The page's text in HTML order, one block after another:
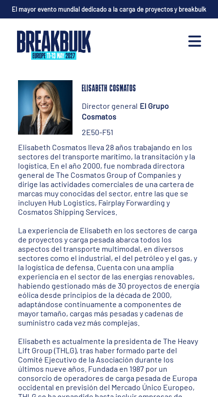
El mayor evento mundial dedicado a la carga de proyectos y breakbulk
ELISABETH COSMATOS
Director general El Grupo
Cosmatos
2E50-F51
Elisabeth Cosmatos lleva 28 años trabajando en los
sectores del transporte marítimo, la transitación y la
logística. En el año 2000, fue nombrada directora
general de The Cosmatos Group of Companies y
dirige las actividades comerciales de una cartera de
marcas muy conocidas del sector, entre las que se
incluyen Hub Logistics, Fairplay Forwarding y
Cosmatos Shipping Services.
La experiencia de Elisabeth en los sectores de carga
de proyectos y carga pesada abarca todos los
aspectos del transporte multimodal, en diversos
sectores como el industrial, el del petróleo y el gas, y
la logística de defensa. Cuenta con una amplia
experiencia en el sector de las energías renovables,
habiendo gestionado más de 30 proyectos de energía
eólica desde principios de la década de 2000,
adaptándose continuamente a componentes de
mayor tamaño, cargas más pesadas y cadenas de
suministro cada vez más complejas.
Elisabeth es actualmente la presidenta de The Heavy
Lift Group (THLG), tras haber formado parte del
Comité Ejecutivo de la Asociación durante los
últimos nueve años. Fundada en 1987 por un
consorcio de operadores de carga pesada de Europa
occidental en previsión del Mercado Único Europeo,